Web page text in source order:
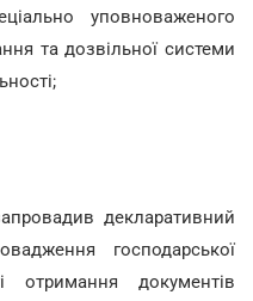
уповноваженого
та дозвільної системи
декларативний
господарської
отримання документів